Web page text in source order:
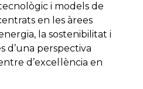
i models de
en les àrees
la sostenibilitat i
d’una perspectiva
d’excel·lència en